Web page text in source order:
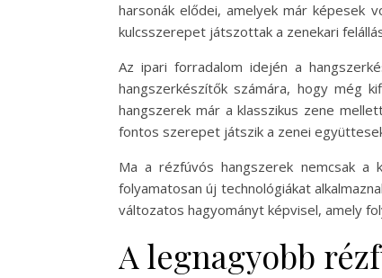
harsonák elődei, amelyek már képesek
kulcsszerepet játszottak a zenekari
Az ipari forradalom idején a
hangszerkészítők számára, hogy még
hangszerek már a klasszikus zene
fontos szerepet játszik a zenei
Ma a rézfúvós hangszerek nemcsak a
folyamatosan új technológiákat
változatos hagyományt képvisel, amely
A legnagyobb